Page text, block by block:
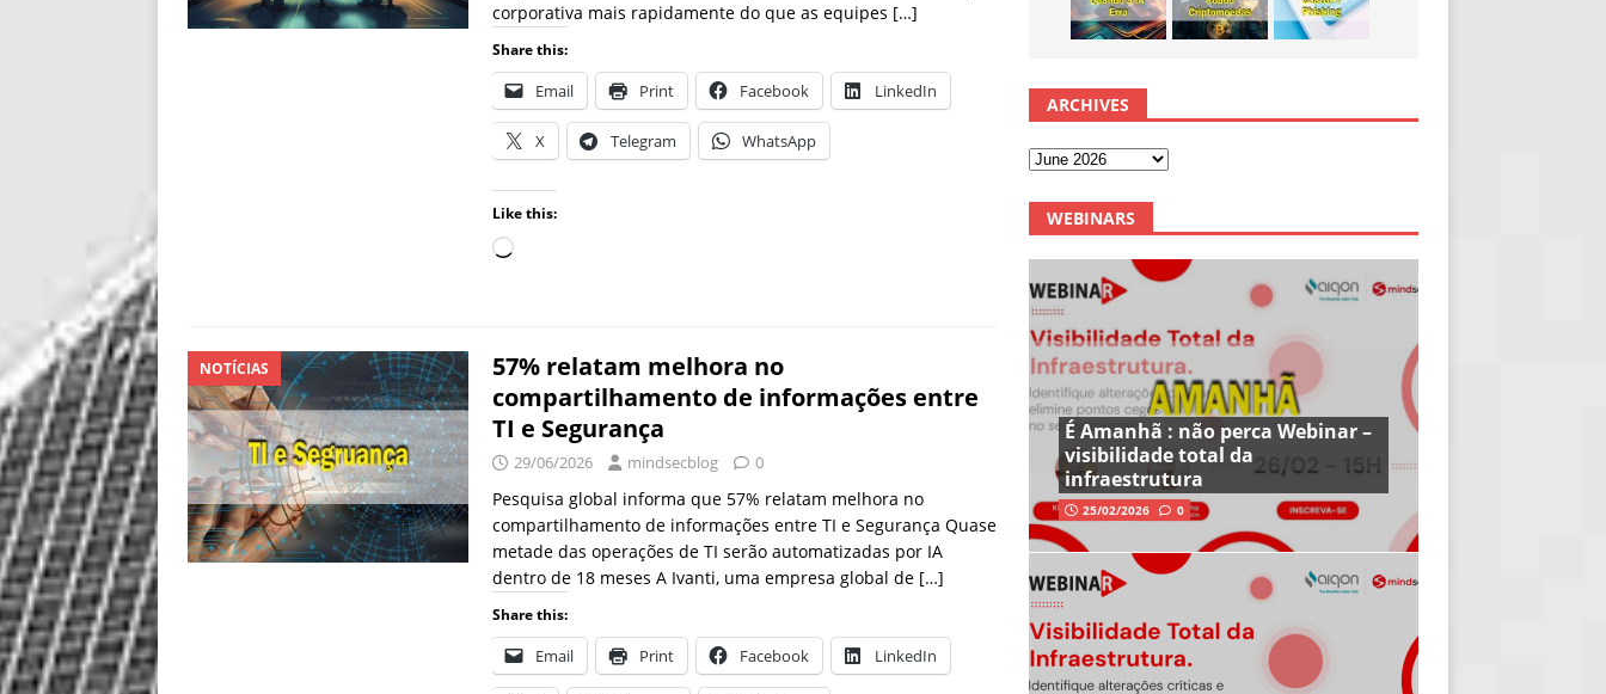
corporativa mais rapidamente do que as equipes […]
Share this:
Email Print Facebook LinkedIn
X Telegram WhatsApp
Like this:
NOTÍCIAS
57% relatam melhora no
compartilhamento de informações entre
TI e Segurança
29/06/2026 mindsecblog 0
Pesquisa global informa que 57% relatam melhora no
compartilhamento de informações entre TI e Segurança Quase
metade das operações de TI serão automatizadas por IA
dentro de 18 meses A Ivanti, uma empresa global de […]
Share this:
Email Print Facebook LinkedIn
ARCHIVES
WEBINARS
É Amanhã : não perca Webinar –
visibilidade total da
infraestrutura
25/02/2026 0